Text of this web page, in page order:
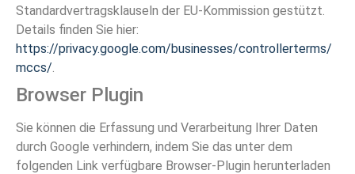
Standardvertragsklauseln der EU-Kommission gestützt.
Details finden Sie hier:
https://privacy.google.com/businesses/controllerterms/
mccs/.
Browser Plugin
Sie können die Erfassung und Verarbeitung Ihrer Daten
durch Google verhindern, indem Sie das unter dem
folgenden Link verfügbare Browser-Plugin herunterladen